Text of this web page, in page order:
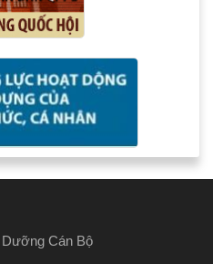
Cán Bộ